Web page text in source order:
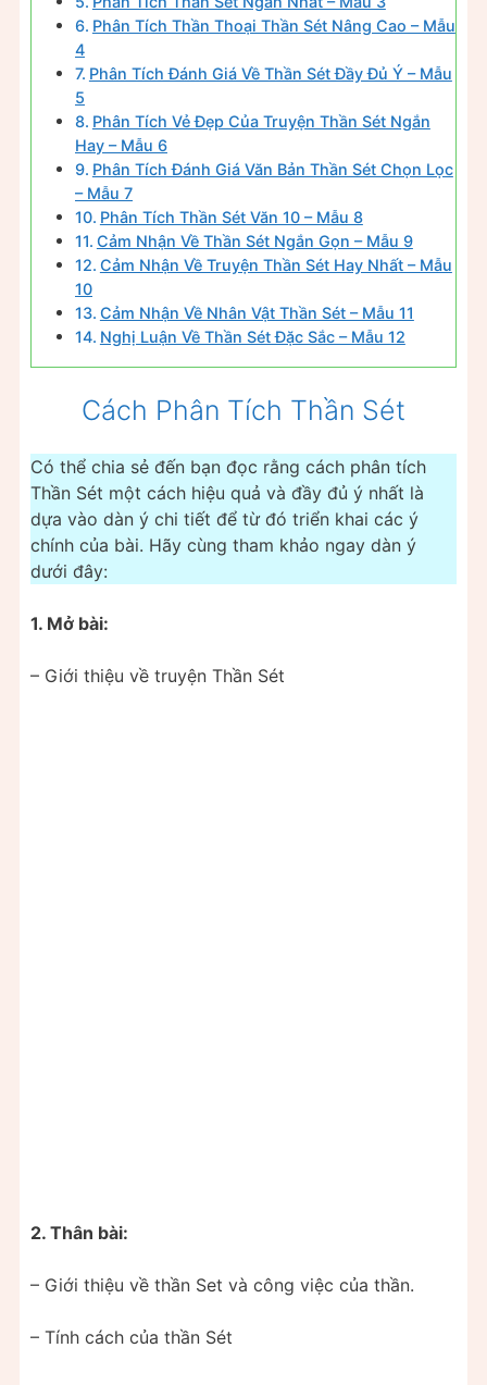
Phân Tích Thần Thoại Thần Sét Nâng Cao – Mẫu
4
Phân Tích Đánh Giá Về Thần Sét Đầy Đủ Ý – Mẫu
5
Phân Tích Vẻ Đẹp Của Truyện Thần Sét Ngắn
Hay – Mẫu 6
Phân Tích Đánh Giá Văn Bản Thần Sét Chọn Lọc
– Mẫu 7
Phân Tích Thần Sét Văn 10 – Mẫu 8
Cảm Nhận Về Thần Sét Ngắn Gọn – Mẫu 9
Cảm Nhận Về Truyện Thần Sét Hay Nhất – Mẫu
10
Cảm Nhận Về Nhân Vật Thần Sét – Mẫu 11
Nghị Luận Về Thần Sét Đặc Sắc – Mẫu 12
Cách Phân Tích Thần Sét
Có thể chia sẻ đến bạn đọc rằng cách phân tích
Thần Sét một cách hiệu quả và đầy đủ ý nhất là
dựa vào dàn ý chi tiết để từ đó triển khai các ý
chính của bài. Hãy cùng tham khảo ngay dàn ý
dưới đây:
1. Mở bài:
– Giới thiệu về truyện Thần Sét
2. Thân bài:
– Giới thiệu về thần Set và công việc của thần.
– Tính cách của thần Sét